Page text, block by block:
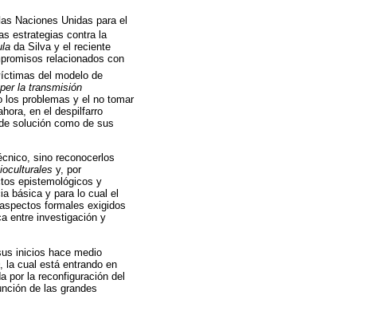
Naciones Unidas para el
estrategias contra la
da Silva y el reciente
relacionados con
del modelo de
la transmisión
los problemas y el no tomar
en el despilfarro
solución como de sus
sino reconocerlos
y, por
epistemológicos y
básica y para lo cual el
formales exigidos
entre investigación y
inicios hace medio
, la cual está entrando en
por la reconfiguración del
de las grandes